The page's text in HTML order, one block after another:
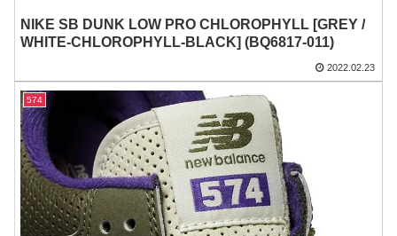
NIKE SB DUNK LOW PRO CHLOROPHYLL [GREY /
WHITE-CHLOROPHYLL-BLACK] (BQ6817-011)
2022.02.23
574